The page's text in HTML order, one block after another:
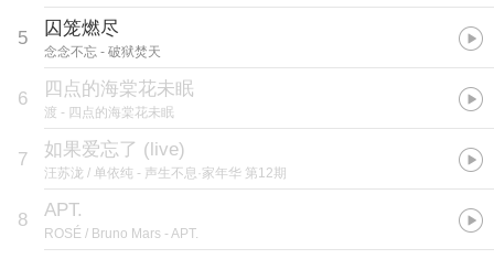
5 囚笼燃尽
念念不忘 - 破狱焚天
6 四点的海棠花未眠
渡 - 四点的海棠花未眠
7 如果爱忘了 (live)
汪苏泷 / 单依纯 - 声生不息·家年华 第12期
8 APT.
ROSÉ / Bruno Mars - APT.